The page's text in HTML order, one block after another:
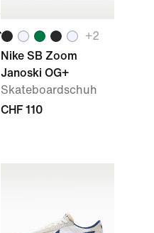
+2
Nike SB Zoom
Janoski OG+
Skateboardschuh
CHF 110